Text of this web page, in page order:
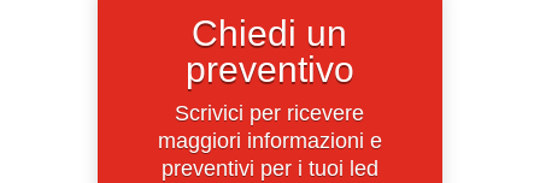
Chiedi un
preventivo
Scrivici per ricevere
maggiori informazioni e
preventivi per i tuoi led